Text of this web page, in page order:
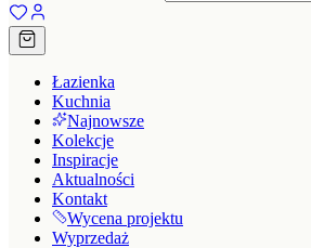
Łazienka
Kuchnia
Najnowsze
Kolekcje
Inspiracje
Aktualności
Kontakt
Wycena projektu
Wyprzedaż